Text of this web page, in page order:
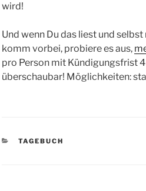
wird!
Und wenn Du das liest und
komm vorbei, probiere es aus,
pro Person mit Kündigungsfrist
überschaubar! Möglichkeiten:
KATEGORIEN
TAGEBUCH